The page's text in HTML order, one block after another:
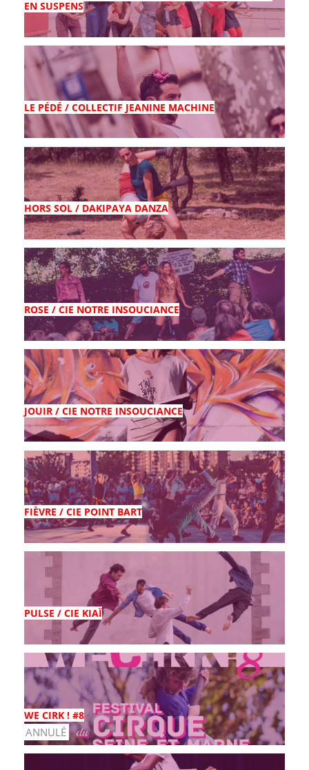
EN SUSPENS
LE PÉDÉ / COLLECTIF JEANINE MACHINE
HORS SOL / DAKIPAYA DANZA
ROSE / CIE NOTRE INSOUCIANCE
JOUIR / CIE NOTRE INSOUCIANCE
FIÈVRE / CIE POINT BART
PULSE / CIE KIAÏ
WE CIRK ! #8
ANNULÉ